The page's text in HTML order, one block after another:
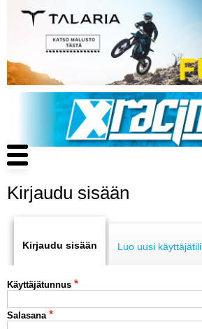
pääsisältöön
Main
navigation
ENDURO
Kirjaudu sisään
tabs
Kirjaudu sisään Luo uusi käyttäjätili
Käyttäjätunnus
Salasana